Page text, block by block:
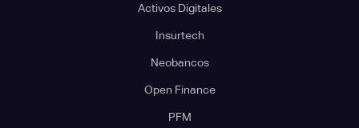
Activos Digitales
Insurtech
Neobancos
Open Finance
PFM